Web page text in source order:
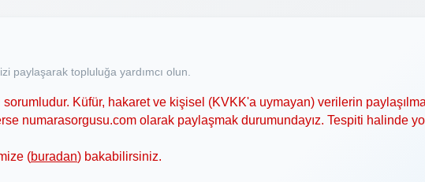
paylaşarak topluluğa yardımcı olun.
Küfür, hakaret ve kişisel (KVKK'a uymayan) verilerin
numarasorgusu.com olarak paylaşmak durumundayız. Tespiti halinde
(buradan) bakabilirsiniz.